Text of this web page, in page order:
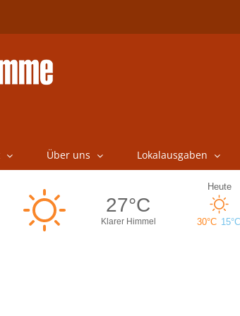
Über uns Lokalausgaben